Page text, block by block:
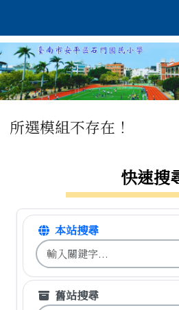
工具列
主內容區域
所選模組不存在！
快速搜
本站搜尋
搜尋台南市石門國小全
舊站搜尋
頁尾區域